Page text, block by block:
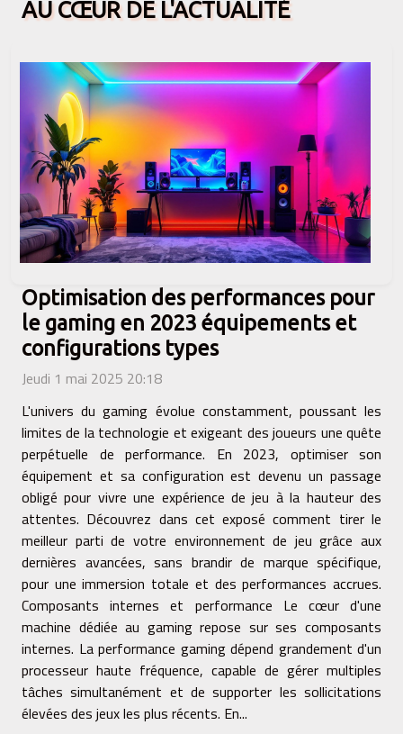
AU CŒUR DE L'ACTUALITÉ
Optimisation des performances pour
le gaming en 2023 équipements et
configurations types
Jeudi 1 mai 2025 20:18
L'univers du gaming évolue constamment, poussant les
limites de la technologie et exigeant des joueurs une quête
perpétuelle de performance. En 2023, optimiser son
équipement et sa configuration est devenu un passage
obligé pour vivre une expérience de jeu à la hauteur des
attentes. Découvrez dans cet exposé comment tirer le
meilleur parti de votre environnement de jeu grâce aux
dernières avancées, sans brandir de marque spécifique,
pour une immersion totale et des performances accrues.
Composants internes et performance Le cœur d'une
machine dédiée au gaming repose sur ses composants
internes. La performance gaming dépend grandement d'un
processeur haute fréquence, capable de gérer multiples
tâches simultanément et de supporter les sollicitations
élevées des jeux les plus récents. En...